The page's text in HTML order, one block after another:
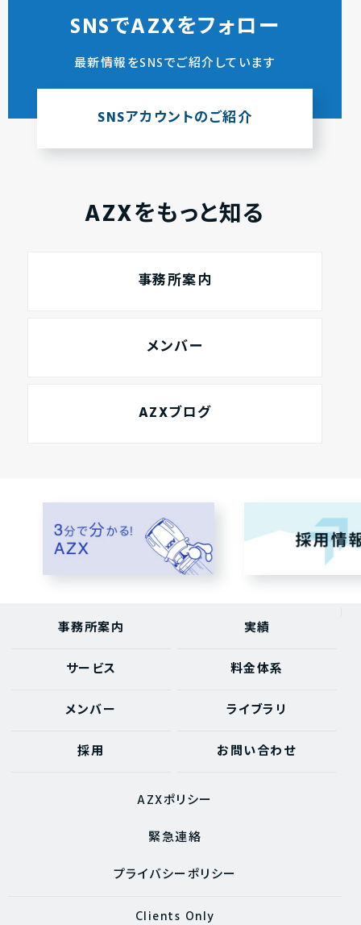
SNSでAZXをフォロー
最新情報をSNSでご紹介しています
SNSアカウントのご紹介
AZXをもっと知る
事務所案内
メンバー
AZXブログ
事務所案内 実績
サービス 料金体系
メンバー ライブラリ
採用 お問い合わせ
AZXポリシー
緊急連絡
プライバシーポリシー
Clients Only